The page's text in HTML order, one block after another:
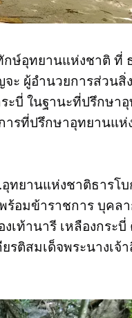
ษ์อุทยานแห่งชาติ ที่
ะ ผู้อำนวยการส่วนสิ่
ะบี่ ในฐานะที่ปรึกษา
รที่ปรึกษาอุทยานแห่
อุทยานแห่งชาติธารโ
อมข้าราชการ บุคล
ท้านารี เหลืองกระ
รติสมเด็จพระนางเจ้